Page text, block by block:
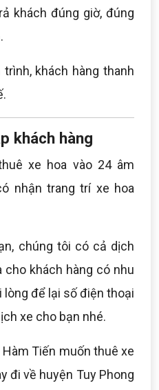
khách đúng giờ, đúng
khách hàng thanh
khách hàng
xe hoa vào 24 âm
nhận trang trí xe hoa
chúng tôi có cả dịch
cho khách hàng có nhu
lòng để lại số điện thoại
xe cho bạn nhé.
Hàm Tiến muốn thuê xe
đi về huyện Tuy Phong